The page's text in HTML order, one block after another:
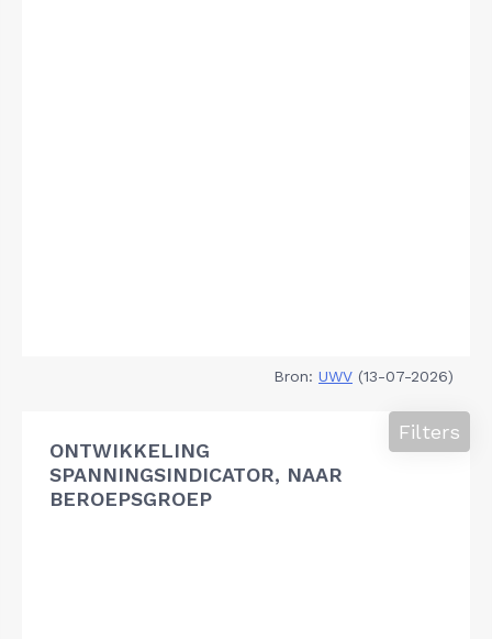
Bron: UWV (13-07-2026)
ONTWIKKELING
SPANNINGSINDICATOR, NAAR
BEROEPSGROEP
Filters